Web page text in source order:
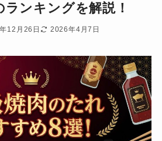
ンキングを解説！
12月26日 2026年4月7日